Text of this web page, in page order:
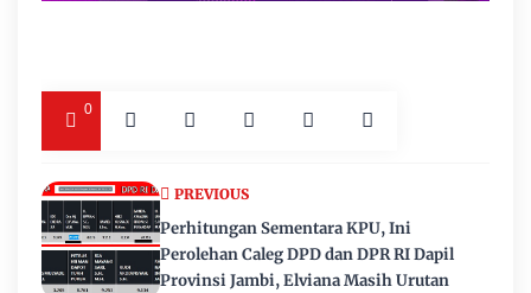
0
PREVIOUS
Perhitungan Sementara KPU, Ini
Perolehan Caleg DPD dan DPR RI Dapil
Provinsi Jambi, Elviana Masih Urutan